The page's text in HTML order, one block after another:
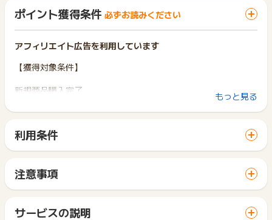
ポイント獲得条件 必ずお読みください
アフィリエイト広告を利用しています
【獲得対象条件】
新規商品購入完了
※複数点ご購入された場合もポイント付与は一律となります
【獲得対象外条件】
※商品を返品された方
※不備・不正・虚偽・重複・いたずら・キャンセル
※その他お申込内容に不備がある場合
【お問い合わせ必要情報】
もっと見る
利用条件
サイトに移動してからお申し込みやお買い物が完了するまでの
間に、同じブラウザ（※）で他のサイトに移動した場合はポイン
ト獲得ができません。
「 ショッピングでポイントGET 」ボタンを押した時とサービ
ス・お買い物利用時で、デバイス・ブラウザが異なる場合はポ
注意事項
非承認理由のお問い合わせは、判定日から2カ月以内にポイン
サービスの説明